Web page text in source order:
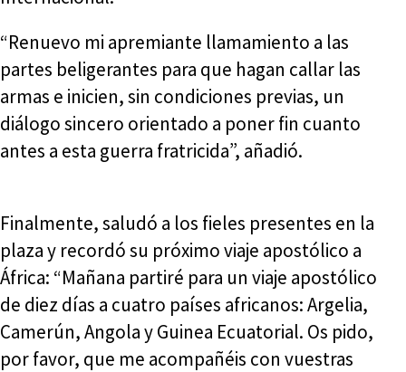
“Renuevo mi apremiante llamamiento a las
partes beligerantes para que hagan callar las
armas e inicien, sin condiciones previas, un
diálogo sincero orientado a poner fin cuanto
antes a esta guerra fratricida”, añadió.
Finalmente, saludó a los fieles presentes en la
plaza y recordó su próximo viaje apostólico a
África: “Mañana partiré para un viaje apostólico
de diez días a cuatro países africanos: Argelia,
Camerún, Angola y Guinea Ecuatorial. Os pido,
por favor, que me acompañéis con vuestras